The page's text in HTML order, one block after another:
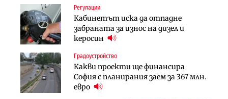
Регулации
Кабинетът иска да отпадне
забраната за износ на дизел и
керосин
Градоустройство
Какви проекти ще финансира
София с планирания заем за 367 млн.
евро
Инфраструктура
АПИ възложи промяната на
парцеларния план за
Търново
Градоустройство
Шест кандидата с интерес към
Инфраструктура
Вторият мост над Варненското
езеро става част от бъдещата
магистрала „Черно море“
Публични финанси
Регионалният министър поема „на
ръчно управление“ общинската
инвестиционна програма